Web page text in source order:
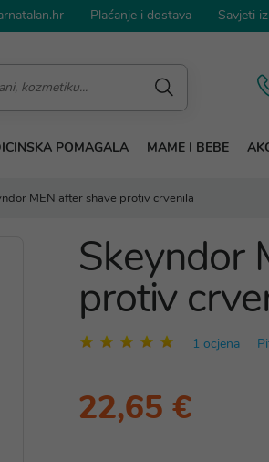
Plaćanje i dostava Savjeti
POMAGALA MAME I BEBE
MEN after shave protiv crvenila
Skeyndor
protiv
1 ocjena
22,65 €